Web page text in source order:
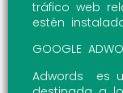
tráfico web
estén
GOOGLE
Adwords es